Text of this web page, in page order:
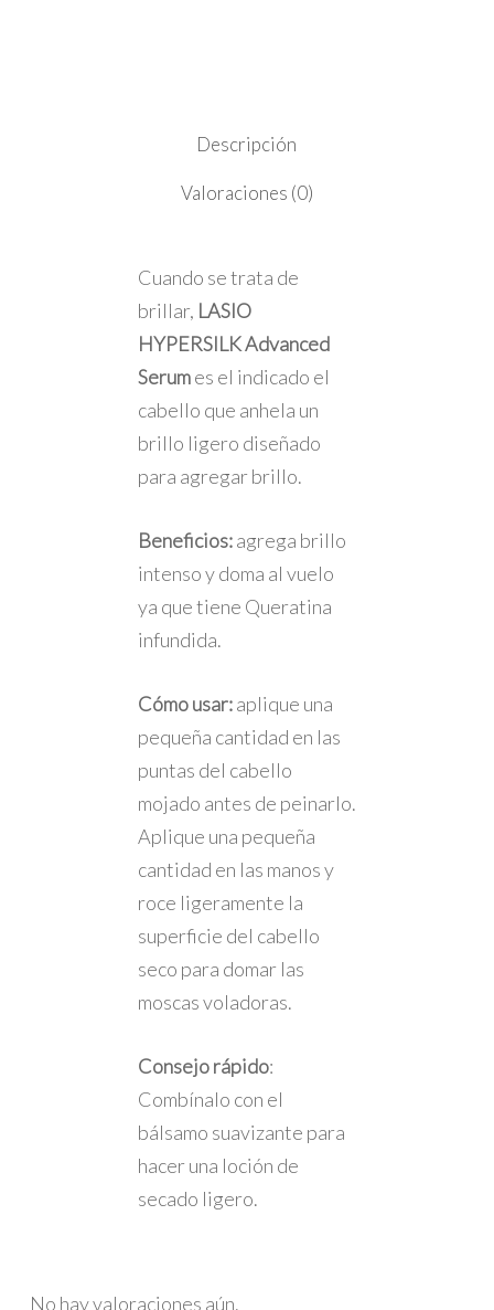
Descripción
Valoraciones (0)
Cuando se trata de
brillar, LASIO
HYPERSILK Advanced
Serumes el indicado el
cabello que anhela un
brillo ligero diseñado
para agregar brillo.
Beneficios:agrega brillo
intenso y doma al vuelo
ya que tiene Queratina
infundida.
Cómo usar:aplique una
pequeña cantidad en las
puntas del cabello
mojado antes de peinarlo.
Aplique una pequeña
cantidad en las manos y
roce ligeramente la
superficie del cabello
seco para domar las
moscas voladoras.
Consejo rápido:
Combínalo con el
bálsamo suavizante para
hacer una loción de
secado ligero.
No hay valoraciones aún.